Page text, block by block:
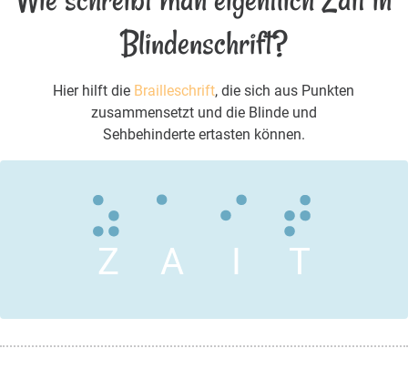
Blindenschrift?
Hier hilft die Brailleschrift, die sich aus Punkten
zusammensetzt und die Blinde und
Sehbehinderte ertasten können.
Z A I T